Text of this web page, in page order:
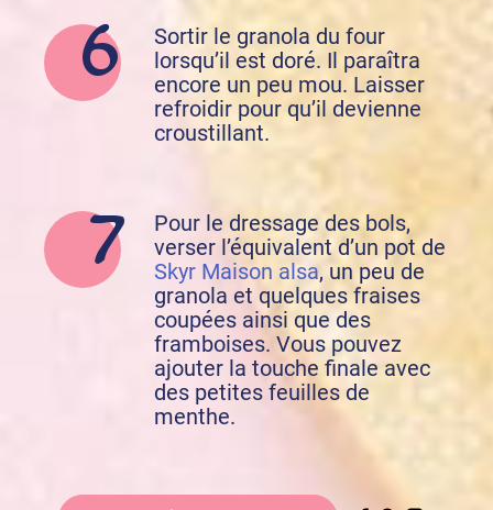
Sortir le granola du four
lorsqu’il est doré. Il paraîtra
encore un peu mou. Laisser
refroidir pour qu’il devienne
croustillant.
Pour le dressage des bols,
verser l’équivalent d’un pot de
Skyr Maison alsa, un peu de
granola et quelques fraises
coupées ainsi que des
framboises. Vous pouvez
ajouter la touche finale avec
des petites feuilles de
menthe.